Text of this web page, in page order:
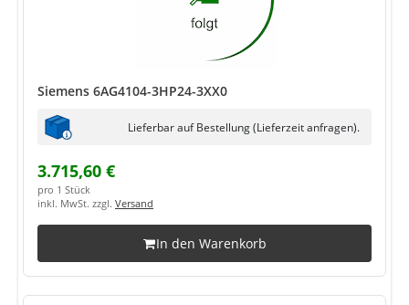
Siemens 6AG4104-3HP24-3XX0
Lieferbar auf Bestellung (Lieferzeit anfragen).
3.715,60 €
pro 1 Stück
inkl. MwSt. zzgl. Versand
In den Warenkorb